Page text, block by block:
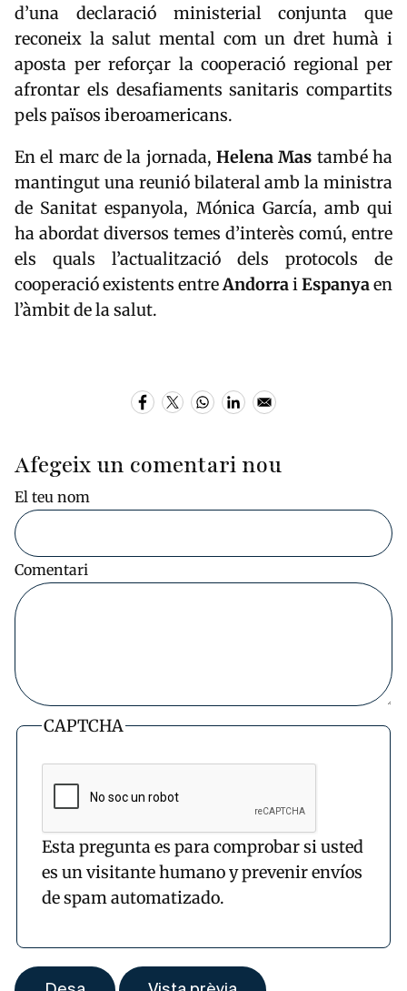
d’una declaració ministerial conjunta que
reconeix la salut mental com un dret humà i
aposta per reforçar la cooperació regional per
afrontar els desafiaments sanitaris compartits
pels països iberoamericans.
En el marc de la jornada, Helena Mas també ha
mantingut una reunió bilateral amb la ministra
de Sanitat espanyola, Mónica García, amb qui
ha abordat diversos temes d’interès comú, entre
els quals l’actualització dels protocols de
cooperació existents entreAndorraiEspanyaen
l’àmbit de la salut.
Afegeix un comentari nou
El teu nom
Comentari
CAPTCHA
Esta pregunta es para comprobar si usted
es un visitante humano y prevenir envíos
de spam automatizado.